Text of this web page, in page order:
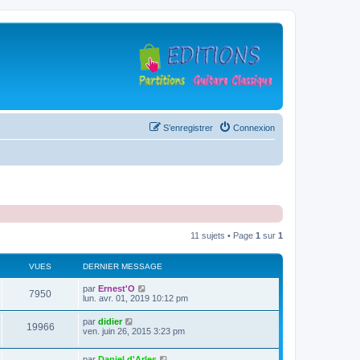
Connexion
S’enregistrer
11 sujets • Page 1 sur 1
VUES DERNIER MESSAGE
7950V
u
D
e
i
e
par Ernest'O
lun. avr. 01, 2019 10:12 pm
19966V
u
D
e
n
par didier
ven. juin 26, 2015 3:23 pm